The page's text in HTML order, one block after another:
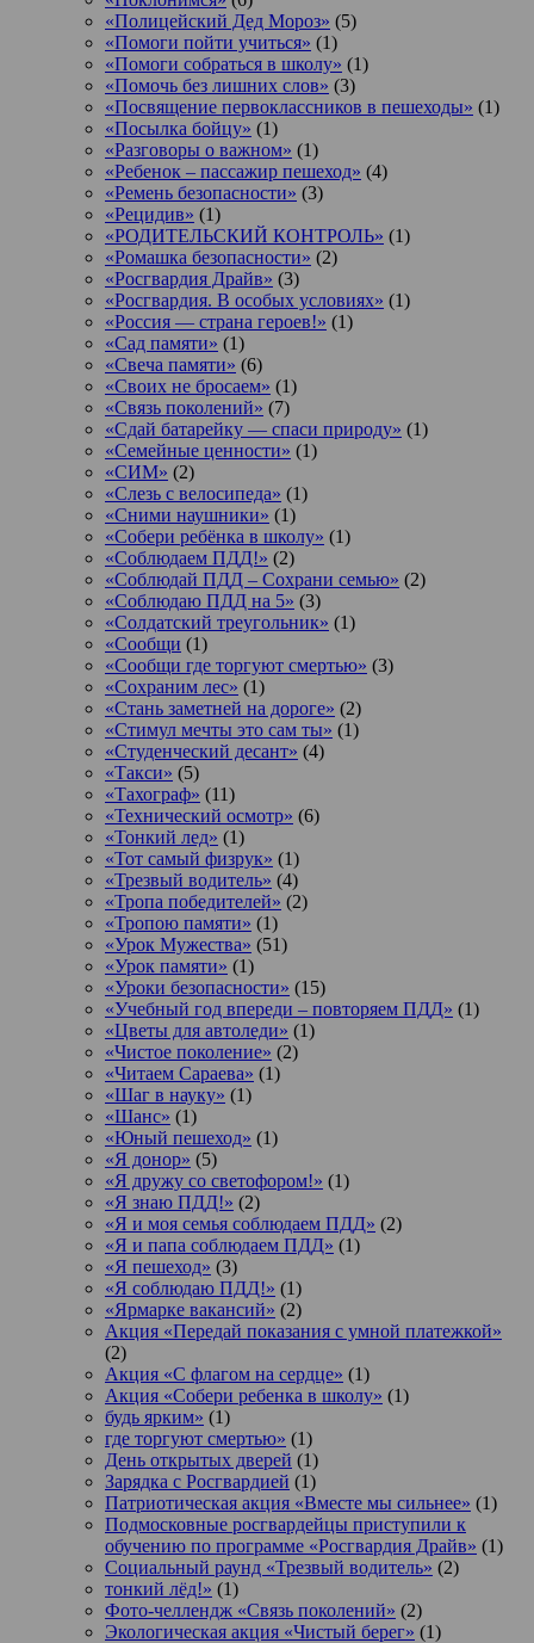
«Полицейский Дед Мороз» (5)
«Помоги пойти учиться» (1)
«Помоги собраться в школу» (1)
«Помочь без лишних слов» (3)
«Посвящение первоклассников в пешеходы» (1)
«Посылка бойцу» (1)
«Разговоры о важном» (1)
«Ребенок – пассажир пешеход» (4)
«Ремень безопасности» (3)
«Рецидив» (1)
«РОДИТЕЛЬСКИЙ КОНТРОЛЬ» (1)
«Ромашка безопасности» (2)
«Росгвардия Драйв» (3)
«Росгвардия. В особых условиях» (1)
«Россия — страна героев!» (1)
«Сад памяти» (1)
«Свеча памяти» (6)
«Своих не бросаем» (1)
«Связь поколений» (7)
«Сдай батарейку — спаси природу» (1)
«Семейные ценности» (1)
«СИМ» (2)
«Слезь с велосипеда» (1)
«Сними наушники» (1)
«Собери ребёнка в школу» (1)
«Соблюдаем ПДД!» (2)
«Соблюдай ПДД – Сохрани семью» (2)
«Соблюдаю ПДД на 5» (3)
«Солдатский треугольник» (1)
«Сообщи (1)
«Сообщи где торгуют смертью» (3)
«Сохраним лес» (1)
«Стань заметней на дороге» (2)
«Стимул мечты это сам ты» (1)
«Студенческий десант» (4)
«Такси» (5)
«Тахограф» (11)
«Технический осмотр» (6)
«Тонкий лед» (1)
«Тот самый физрук» (1)
«Трезвый водитель» (4)
«Тропа победителей» (2)
«Тропою памяти» (1)
«Урок Мужества» (51)
«Урок памяти» (1)
«Уроки безопасности» (15)
«Учебный год впереди – повторяем ПДД» (1)
«Цветы для автоледи» (1)
«Чистое поколение» (2)
«Читаем Сараева» (1)
«Шаг в науку» (1)
«Шанс» (1)
«Юный пешеход» (1)
«Я донор» (5)
«Я дружу со светофором!» (1)
«Я знаю ПДД!» (2)
«Я и моя семья соблюдаем ПДД» (2)
«Я и папа соблюдаем ПДД» (1)
«Я пешеход» (3)
«Я соблюдаю ПДД!» (1)
«Ярмарке вакансий» (2)
Акция «Передай показания с умной платежкой»
(2)
Акция «С флагом на сердце» (1)
Акция «Собери ребенка в школу» (1)
будь ярким» (1)
где торгуют смертью» (1)
День открытых дверей (1)
Зарядка с Росгвардией (1)
Патриотическая акция «Вместе мы сильнее» (1)
Подмосковные росгвардейцы приступили к
обучению по программе «Росгвардия Драйв» (1)
Социальный раунд «Трезвый водитель» (2)
тонкий лёд!» (1)
Фото-челлендж «Связь поколений» (2)
Экологическая акция «Чистый берег» (1)